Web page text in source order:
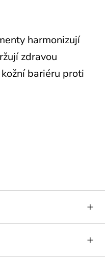
harmonizují
zdravou
bariéru proti